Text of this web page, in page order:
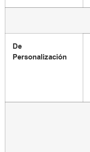
De
Personalización